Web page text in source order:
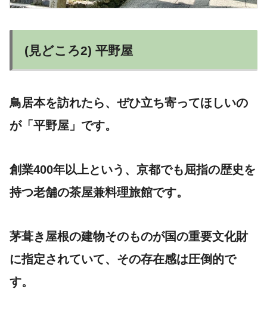
(見どころ2) 平野屋
鳥居本を訪れたら、ぜひ立ち寄ってほしいの
が「平野屋」です。
創業400年以上という、京都でも屈指の歴史を
持つ老舗の茶屋兼料理旅館です。
茅葺き屋根の建物そのものが国の重要文化財
に指定されていて、その存在感は圧倒的で
す。